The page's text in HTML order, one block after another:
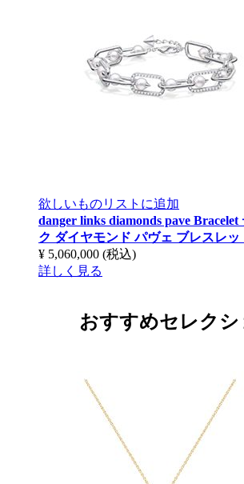
欲しいものリストに追加
danger links diamonds pave Bracelet
ク ダイヤモンド パヴェ ブレスレッ
¥ 5,060,000 (税込)
詳しく見る
おすすめセレクシ